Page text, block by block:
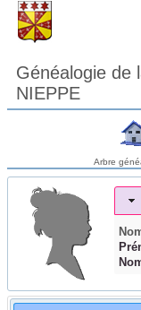
Généalogie de
NIEPPE
Arbre